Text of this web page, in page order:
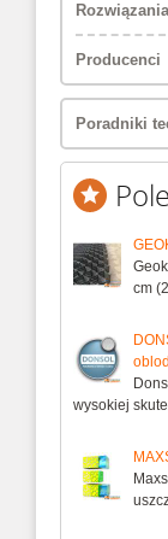
Producenci
Poradniki
cm
wysokiej